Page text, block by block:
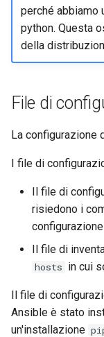
perché abbiamo
python. Questa
della
File di
La configurazione
I file di
Il file di
risiedono i
Il file di
hosts in cui
Il file di
Ansible è stato
un'installazione